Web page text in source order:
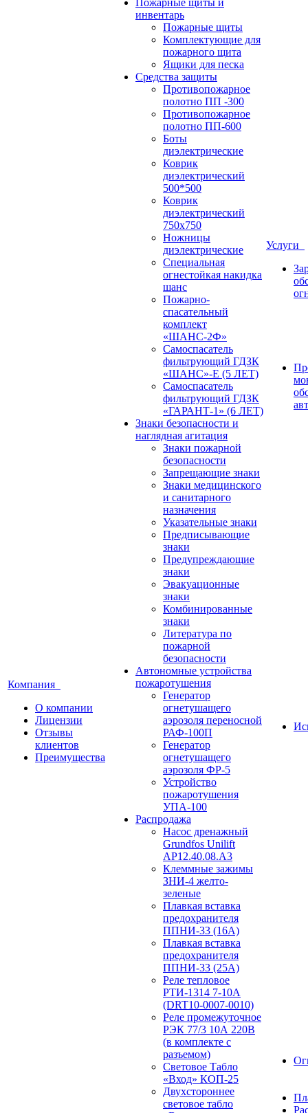
Компания
О компании
Лицензии
Отзывы
клиентов
Преимущества
Пожарные щиты и
инвентарь
Пожарные щиты
Комплектующие для
пожарного щита
Ящики для песка
Средства защиты
Противопожарное
полотно ПП -300
Противопожарное
полотно ПП-600
Боты
диэлектрические
Коврик
диэлектрический
500*500
Коврик
диэлектрический
750х750
Ножницы
диэлектрические
Специальная
огнестойкая накидка
шанс
Пожарно-
спасательный
комплект
«ШАНС-2Ф»
Самоспасатель
фильтрующий ГДЗК
«ШАНС»-Е (5 ЛЕТ)
Самоспасатель
фильтрующий ГДЗК
«ГАРАНТ-1» (6 ЛЕТ)
Знаки безопасности и
наглядная агитация
Знаки пожарной
безопасности
Запрещающие знаки
Знаки медицинского
и санитарного
назначения
Указательные знаки
Предписывающие
знаки
Предупреждающие
знаки
Эвакуационные
знаки
Комбинированные
знаки
Литература по
пожарной
безопасности
Автономные устройства
пожаротушения
Генератор
огнетушащего
аэрозоля переносной
РАФ-100П
Генератор
огнетушащего
аэрозоля ФР-5
Устройство
пожаротушения
УПА-100
Распродажа
Насос дренажный
Grundfos Unilift
АP12.40.08.A3
Клеммные зажимы
ЗНИ-4 желто-
зеленые
Плавкая вставка
предохранителя
ППНИ-33 (16А)
Плавкая вставка
предохранителя
ППНИ-33 (25А)
Реле тепловое
РТИ-1314 7-10А
(DRT10-0007-0010)
Реле промежуточное
РЭК 77/3 10А 220В
(в комплекте с
разъемом)
Световое Табло
«Вход» КОП-25
Двухстороннее
световое табло
Услуги